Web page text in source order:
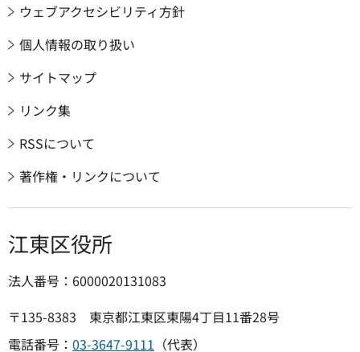
ウェブアクセシビリティ方針
個人情報の取り扱い
サイトマップ
リンク集
RSSについて
著作権・リンクについて
江東区役所
法人番号：6000020131083
〒135-8383 東京都江東区東陽4丁目11番28号
電話番号： 03-3647-9111 （代表）